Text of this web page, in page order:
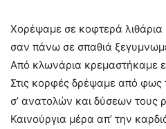
Χορέψαμε σε κοφτερά λιθάρια
σαν πάνω σε σπαθιά
Από κλωνάρια κρεμαστήκαμε
Στις κορφές δρέψαμε από φως
σ’ ανατολών και δύσεων τους
Καινούργια μέρα απ’ την